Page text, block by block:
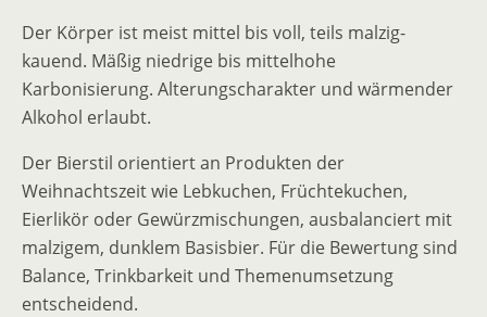
Der Körper ist meist mittel bis voll, teils malzig-
kauend. Mäßig niedrige bis mittelhohe
Karbonisierung. Alterungscharakter und wärmender
Alkohol erlaubt.
Der Bierstil orientiert an Produkten der
Weihnachtszeit wie Lebkuchen, Früchtekuchen,
Eierlikör oder Gewürzmischungen, ausbalanciert mit
malzigem, dunklem Basisbier. Für die Bewertung sind
Balance, Trinkbarkeit und Themenumsetzung
entscheidend.